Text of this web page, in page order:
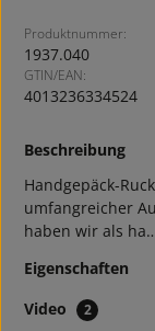
Produktnummer:
1937.040
GTIN/EAN:
4013236334524
Beschreibung
Handgepäck-
umfangreicher
haben wir als
Eigenschaften
Video
2